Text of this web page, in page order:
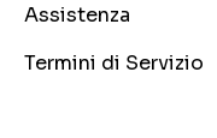
Assistenza
Termini di Servizio